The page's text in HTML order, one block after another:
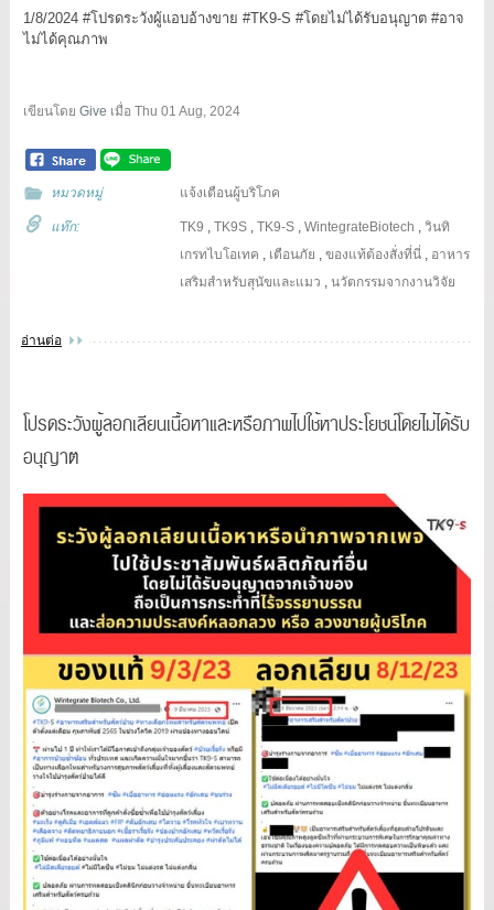
1/8/2024 #โปรดระวังผู้แอบอ้างขาย #TK9-S #โดยไม่ได้รับอนุญาต #อาจ
ไม่ได้คุณภาพ
เขียนโดย Give เมื่อ Thu 01 Aug, 2024
หมวดหมู่ แจ้งเตือนผู้บริโภค
แท๊ก: TK9 ,TK9S ,TK9-S ,WintegrateBiotech ,วินทิ
เกรทไบโอเทค , เตือนภัย ,ของแท้ต้องสั่งที่นี่ , อาหาร
เสริมสำหรับสุนัขและแมว ,นวัตกรรมจากงานวิจัย
อ่านต่อ
โปรดระวังผู้ลอกเลียนเนื้อหาและหรือภาพไปใช้หาประโยชน์โดยไม่ได้รับ
อนุญาต